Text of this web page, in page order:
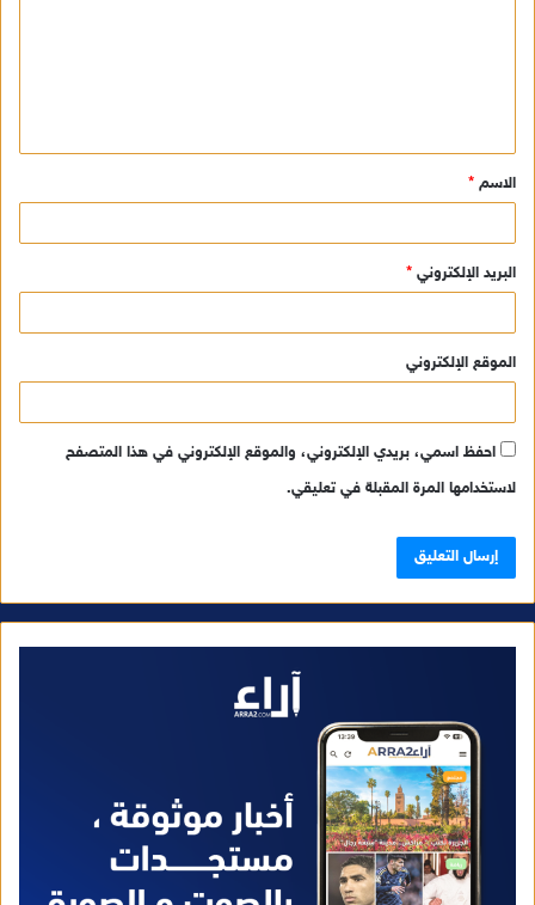
ق
*
الاسم *
البريد الإلكتروني *
الموقع الإلكتروني
احفظ اسمي، بريدي الإلكتروني، والموقع الإلكتروني في هذا المتصفح
لاستخدامها المرة المقبلة في تعليقي.